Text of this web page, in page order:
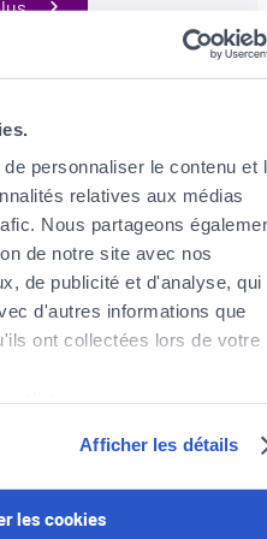
personnaliser le contenu et
relatives aux médias
Nous partageons
de notre site avec nos
de publicité et d'analyse, qui
d'autres informations que
ont collectées lors de votre
votre consentement à tout
Afficher les détails
les cookies
!
voiture.
concours, renseignez vos
pour déterminer l’heureux